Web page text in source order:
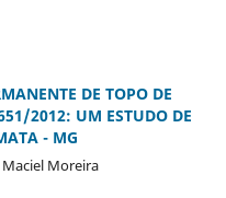
DE TOPO DE
2012: UM ESTUDO DE
- MG
Moreira